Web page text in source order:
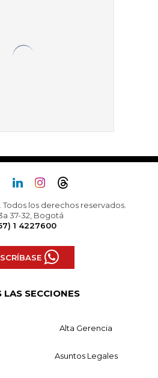
Todos los derechos reservados.
37-32, Bogotá
1 4227600
LAS SECCIONES
Alta Gerencia
Asuntos Legales